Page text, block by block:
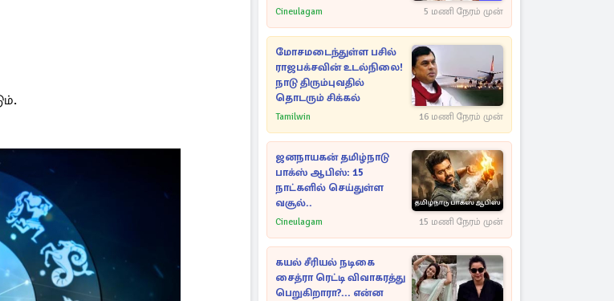
Cineulagam 5 மணி நேரம் முன்
மோசமடைந்துள்ள பசில்
ராஜபக்சவின் உடல்நிலை!
நாடு திரும்புவதில்
தொடரும் சிக்கல்
Tamilwin 16 மணி நேரம் முன்
ஜனநாயகன் தமிழ்நாடு
பாக்ஸ் ஆபிஸ்: 15
நாட்களில் செய்துள்ள
வசூல்..
Cineulagam 15 மணி நேரம் முன்
கயல் சீரியல் நடிகை
சைத்ரா ரெட்டி விவாகரத்து
பெறுகிறாரா?... என்ன